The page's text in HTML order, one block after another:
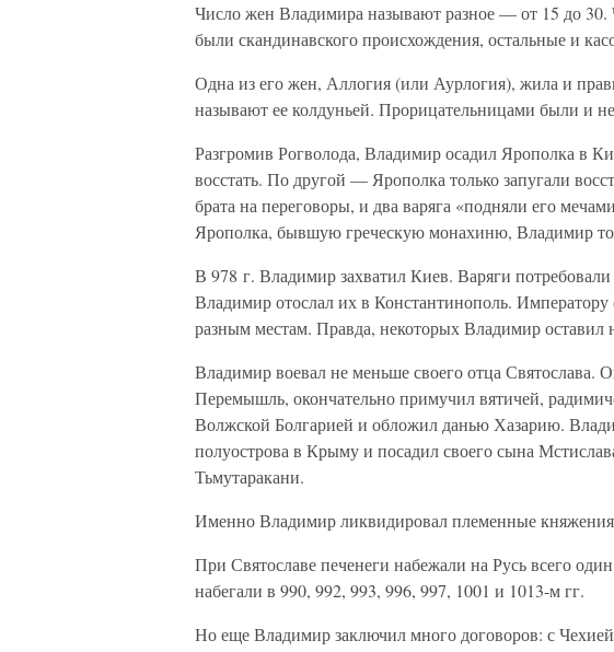
Число жен Владимира называют разное — от 15 до 30.
были скандинавского происхождения, остальные и
Одна из его жен, Аллогия (или Аурлогия), жила и
называют ее колдуньей. Прорицательницами были и
Разгромив Рогволода, Владимир осадил Ярополка в
восстать. По другой — Ярополка только запугали
брата на переговоры, и два варяга «подняли его
Ярополка, бывшую греческую монахиню, Владимир
В 978 г. Владимир захватил Киев. Варяги
Владимир отослал их в Константинополь. Императору
разным местам. Правда, некоторых Владимир оставил
Владимир воевал не меньше своего отца Святослава.
Перемышль, окончательно примучил вятичей,
Волжской Болгарией и обложил данью Хазарию.
полуострова в Крыму и посадил своего сына
Тьмутаракани.
Именно Владимир ликвидировал племенные
При Святославе печенеги набежали на Русь всего
набегали в 990, 992, 993, 996, 997, 1001 и 1013-м гг.
Но еще Владимир заключил много договоров: с